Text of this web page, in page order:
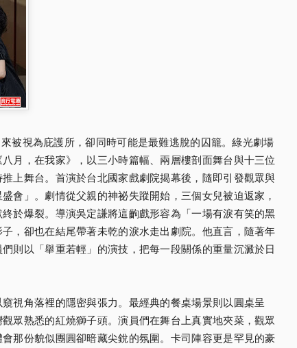
被視為庇護所，卻同時可能是最難逃脫的囚籠。綠光劇場
月，在我家》，以三小時篇幅、兩層樓剖面舞台與十三位
上舞台。首演於台北國家戲劇院揭幕後，隨即引發觀眾與
會」。劇情從父親的神祕失蹤開始，三個女兒被迫返家，
於爆裂。導演吳定謙將這齣戲形容為「一場有淚有笑的黑
，卻也在結尾帶著未乾的淚水走出劇院。他直言，隨著年
則以「舉重若輕」的演技，把每一段關係的重量沉澱於日
視角落裡的隱密與張力。最經典的餐桌場景則以圓桌呈
眾熟悉的紅燒獅子頭。演員們在舞台上真實地夾菜，觀眾
那份貌似團圓卻暗藏尖銳的氛圍。卡司陣容更是罕見的豪